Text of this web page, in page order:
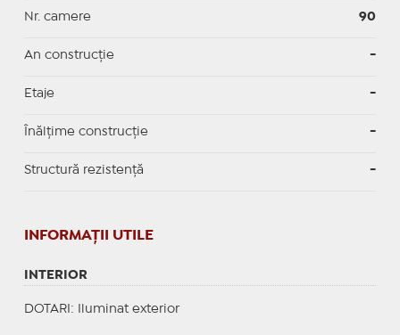
Nr. camere 90
An construcție -
Etaje -
Înălțime construcție -
Structură rezistență -
INFORMAŢII UTILE
INTERIOR
DOTARI : Iluminat exterior